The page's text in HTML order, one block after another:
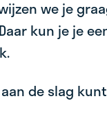
we je
kun je je
de slag